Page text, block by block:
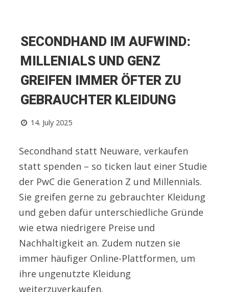
SECONDHAND IM AUFWIND:
MILLENIALS UND GENZ
GREIFEN IMMER ÖFTER ZU
GEBRAUCHTER KLEIDUNG
14. July 2025
Secondhand statt Neuware, verkaufen
statt spenden – so ticken laut einer Studie
der PwC die Generation Z und Millennials.
Sie greifen gerne zu gebrauchter Kleidung
und geben dafür unterschiedliche Gründe
wie etwa niedrigere Preise und
Nachhaltigkeit an. Zudem nutzen sie
immer häufiger Online-Plattformen, um
ihre ungenutzte Kleidung
weiterzuverkaufen.